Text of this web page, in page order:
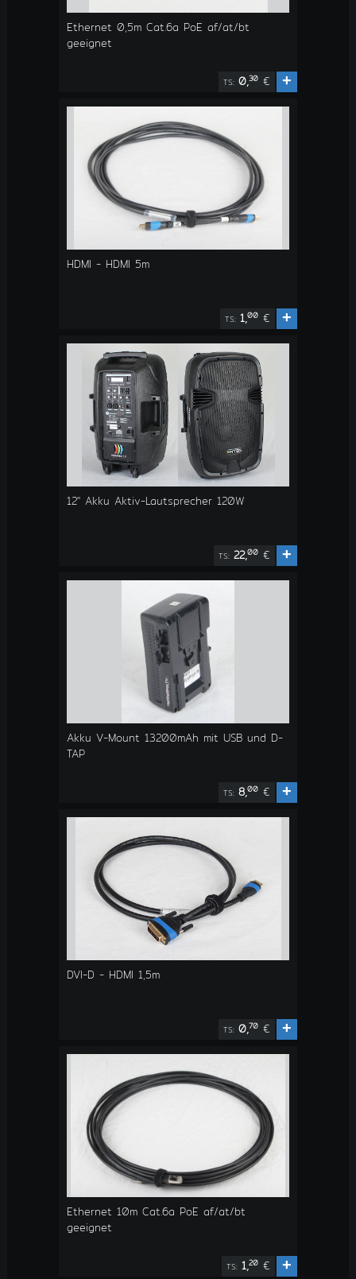
Ethernet 0,5m Cat.6a PoE af/at/bt
geeignet
TS: 0,30 € +
HDMI - HDMI 5m
TS: 1,00 € +
12" Akku Aktiv-Lautsprecher 120W
TS: 22,00 € +
Akku V-Mount 13200mAh mit USB und D-
TAP
TS: 8,00 € +
DVI-D - HDMI 1,5m
TS: 0,70 € +
Ethernet 10m Cat.6a PoE af/at/bt
geeignet
TS: 1,20 € +